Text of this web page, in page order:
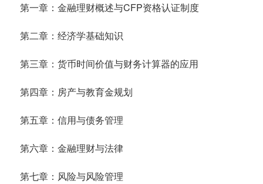
第一章：金融理财概述与CFP资格认证制度
第二章：经济学基础知识
第三章：货币时间价值与财务计算器的应用
第四章：房产与教育金规划
第五章：信用与债务管理
第六章：金融理财与法律
第七章：风险与风险管理